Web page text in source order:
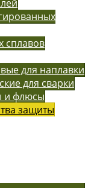
сплавов
для наплавки
для сварки
и флюсы
защиты